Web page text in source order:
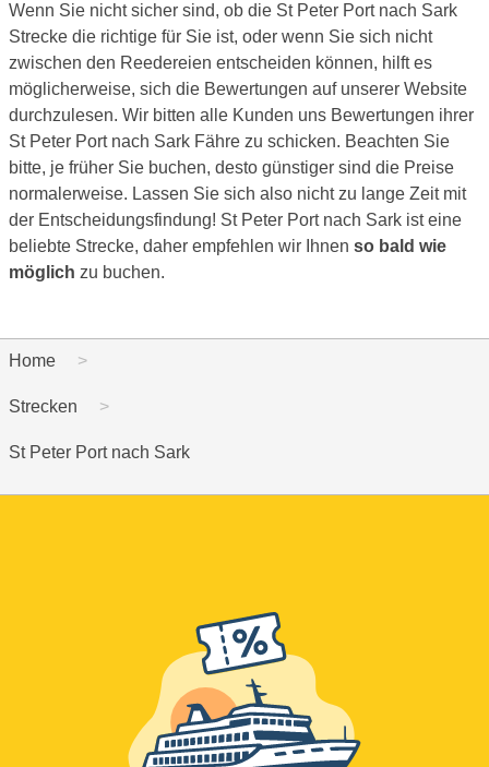
Wenn Sie nicht sicher sind, ob die St Peter Port nach Sark
Strecke die richtige für Sie ist, oder wenn Sie sich nicht
zwischen den Reedereien entscheiden können, hilft es
möglicherweise, sich die Bewertungen auf unserer Website
durchzulesen. Wir bitten alle Kunden uns Bewertungen ihrer
St Peter Port nach Sark Fähre zu schicken. Beachten Sie
bitte, je früher Sie buchen, desto günstiger sind die Preise
normalerweise. Lassen Sie sich also nicht zu lange Zeit mit
der Entscheidungsfindung! St Peter Port nach Sark ist eine
beliebte Strecke, daher empfehlen wir Ihnen so bald wie
möglich zu buchen.
Home
Strecken
St Peter Port nach Sark